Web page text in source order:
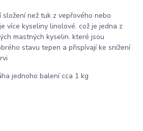
složení než tuk z vepřového nebo
více kyseliny linolové. což je jedna z
mastných kyselin. které jsou
stavu tepen a přispívají ke snížení
jednoho balení cca 1 kg